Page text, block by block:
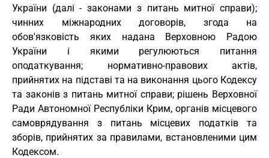
України (далі - законами з питань митної справи);
чинних міжнародних договорів, згода на
обов'язковість яких надана Верховною Радою
України і якими регулюються питання
оподаткування; нормативно-правових актів,
прийнятих на підставі та на виконання цього Кодексу
та законів з питань митної справи; рішень Верховної
Ради Автономної Республіки Крим, органів місцевого
самоврядування з питань місцевих податків та
зборів, прийнятих за правилами, встановленими цим
Кодексом.